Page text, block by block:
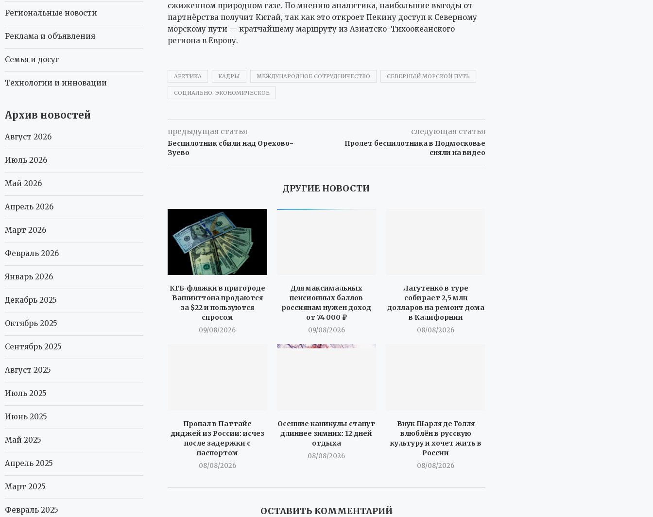
сжиженном природном газе. По мнению аналитика, наибольшие выгоды от
партнёрства получит Китай, так как это откроет Пекину доступ к Северному
морскому пути — кратчайшему маршруту из Азиатско-Тихоокеанского
региона в Европу.
АРКТИКА КАДРЫ МЕЖДУНАРОДНОЕ СОТРУДНИЧЕСТВО СЕВЕРНЫЙ МОРСКОЙ ПУТЬ
СОЦИАЛЬНО-ЭКОНОМИЧЕСКОЕ
предыдущая статья
Беспилотник сбили над Орехово-
Зуево
следующая статья
Пролет беспилотника в Подмосковье
сняли на видео
ДРУГИЕ НОВОСТИ
КГБ‑фляжки в пригороде
Вашингтона продаются
за $22 и пользуются
спросом
09/08/2026
Для максимальных
пенсионных баллов
россиянам нужен доход
от 74 000 ₽
09/08/2026
Лагутенко в туре
собирает 2,5 млн
долларов на ремонт дома
в Калифорнии
08/08/2026
Пропал в Паттайе
диджей из России: исчез
после задержки с
паспортом
08/08/2026
Осенние каникулы станут
длиннее зимних: 12 дней
отдыха
08/08/2026
Внук Шарля де Голля
влюблён в русскую
культуру и хочет жить в
России
08/08/2026
ОСТАВИТЬ КОММЕНТАРИЙ
Региональные новости
Реклама и объявления
Семья и досуг
Технологии и инновации
Архив новостей
Август 2026
Июль 2026
Май 2026
Апрель 2026
Март 2026
Февраль 2026
Январь 2026
Декабрь 2025
Октябрь 2025
Сентябрь 2025
Август 2025
Июль 2025
Июнь 2025
Май 2025
Апрель 2025
Март 2025
Февраль 2025